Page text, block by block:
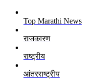
Top Marathi News
राजकारण
राष्ट्रीय
आंतरराष्ट्रीय